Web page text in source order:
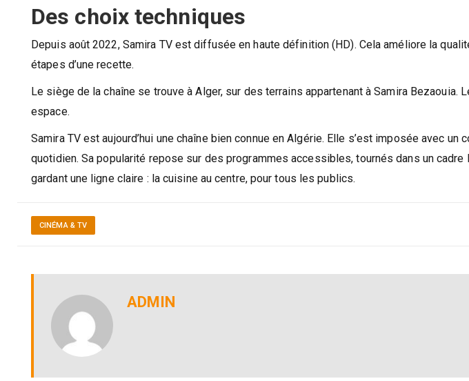
Des choix techniques
Depuis août 2022, Samira TV est diffusée en haute définition (HD). Cela améliore la
étapes d’une recette.
Le siège de la chaîne se trouve à Alger, sur des terrains appartenant à Samira Bezaouia.
espace.
Samira TV est aujourd’hui une chaîne bien connue en Algérie. Elle s’est imposée avec
quotidien. Sa popularité repose sur des programmes accessibles, tournés dans un cadre
gardant une ligne claire : la cuisine au centre, pour tous les publics.
CINÉMA & TV
ADMIN